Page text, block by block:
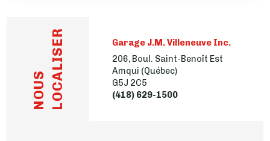
NOUS LOCALISER
Garage J.M. Villeneuve Inc.
206, Boul. Saint-Benoît Est
Amqui (Québec)
G5J 2C5
(418) 629-1500